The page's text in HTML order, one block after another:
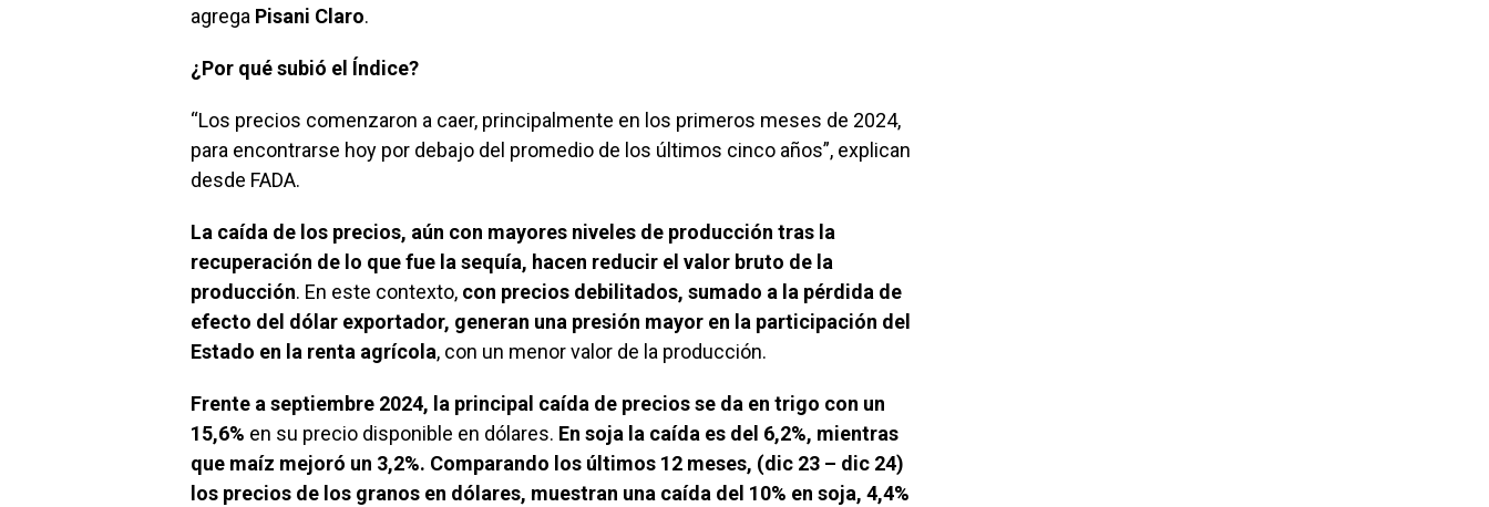
agrega Pisani Claro.
¿Por qué subió el Índice?
“Los precios comenzaron a caer, principalmente en los primeros meses de 2024,
para encontrarse hoy por debajo del promedio de los últimos cinco años”, explican
desde FADA.
La caída de los precios, aún con mayores niveles de producción tras la
recuperación de lo que fue la sequía, hacen reducir el valor bruto de la
producción. En este contexto, con precios debilitados, sumado a la pérdida de
efecto del dólar exportador, generan una presión mayor en la participación del
Estado en la renta agrícola, con un menor valor de la producción.
Frente a septiembre 2024, la principal caída de precios se da en trigo con un
15,6% en su precio disponible en dólares. En soja la caída es del 6,2%, mientras
que maíz mejoró un 3,2%. Comparando los últimos 12 meses, (dic 23 – dic 24)
los precios de los granos en dólares, muestran una caída del 10% en soja, 4,4%